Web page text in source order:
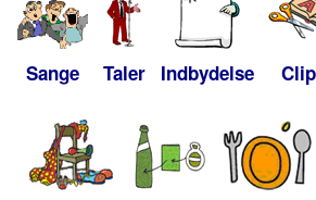
Sange Taler Indbydelse